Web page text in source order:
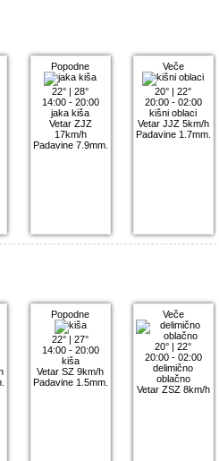
Popodne
22° |28°
14:00 - 20:00
jaka kiša
Vetar ZJZ
17km/h
Padavine 7.9mm.
Veče
20° |22°
20:00 - 02:00
kišni oblaci
Vetar JJZ 5km/h
Padavine 1.7mm.
Popodne
22° |27°
14:00 - 20:00
kiša
Vetar SZ 9km/h
Padavine 1.5mm.
Veče
20° |22°
20:00 - 02:00
delimično
oblačno
Vetar ZSZ 8km/h